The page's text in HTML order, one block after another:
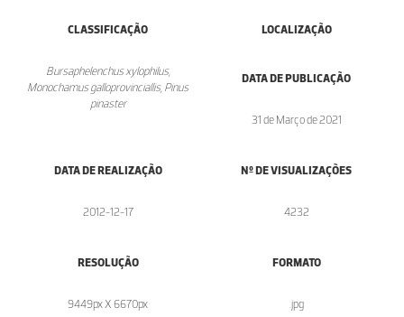
CLASSIFICAÇÃO
Bursaphelenchus xylophilus,
Monochamus galloprovinciallis, Pinus
pinaster
LOCALIZAÇÃO
DATA DE PUBLICAÇÃO
31 de Março de 2021
DATA DE REALIZAÇÃO
2012-12-17
Nº DE VISUALIZAÇÕES
4232
RESOLUÇÃO
9449px X 6670px
FORMATO
.jpg